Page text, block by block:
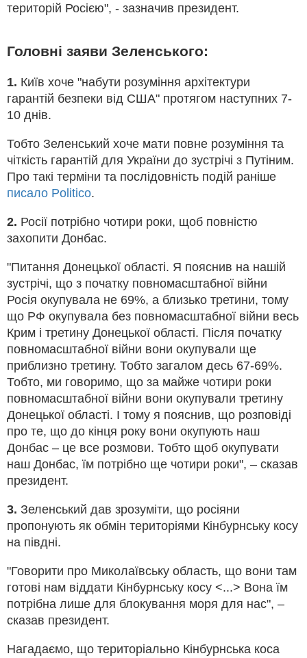
територій Росією", - зазначив президент.
Головні заяви Зеленського:
1. Київ хоче "набути розуміння архітектури
гарантій безпеки від США" протягом наступних 7-
10 днів.
Тобто Зеленський хоче мати повне розуміння та
чіткість гарантій для України до зустрічі з Путіним.
Про такі терміни та послідовність подій раніше
писало Politico.
2. Росії потрібно чотири роки, щоб повністю
захопити Донбас.
"Питання Донецької області. Я пояснив на нашій
зустрічі, що з початку повномасштабної війни
Росія окупувала не 69%, а близько третини, тому
що РФ окупувала без повномасштабної війни весь
Крим і третину Донецької області. Після початку
повномасштабної війни вони окупували ще
приблизно третину. Тобто загалом десь 67-69%.
Тобто, ми говоримо, що за майже чотири роки
повномасштабної війни вони окупували третину
Донецької області. І тому я пояснив, що розповіді
про те, що до кінця року вони окупують наш
Донбас – це все розмови. Тобто щоб окупувати
наш Донбас, їм потрібно ще чотири роки", – сказав
президент.
3. Зеленський дав зрозуміти, що росіяни
пропонують як обмін територіями Кінбурнську косу
на півдні.
"Говорити про Миколаївську область, що вони там
готові нам віддати Кінбурнську косу <...> Вона їм
потрібна лише для блокування моря для нас", –
сказав президент.
Нагадаємо, що територіально Кінбурнська коса